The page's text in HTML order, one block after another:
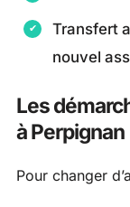
Transfert
nouvel
Les
à Perpignan
Pour changer